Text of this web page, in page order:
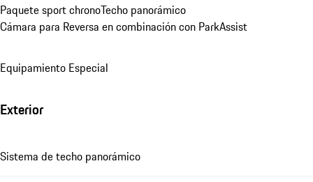
Paquete sport chronoTecho panorámico
Cámara para Reversa en combinación con ParkAssist
Equipamiento Especial
Exterior
Sistema de techo panorámico